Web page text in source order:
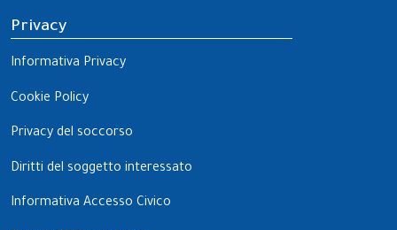
Privacy
Informativa Privacy
Cookie Policy
Privacy del soccorso
Diritti del soggetto interessato
Informativa Accesso Civico